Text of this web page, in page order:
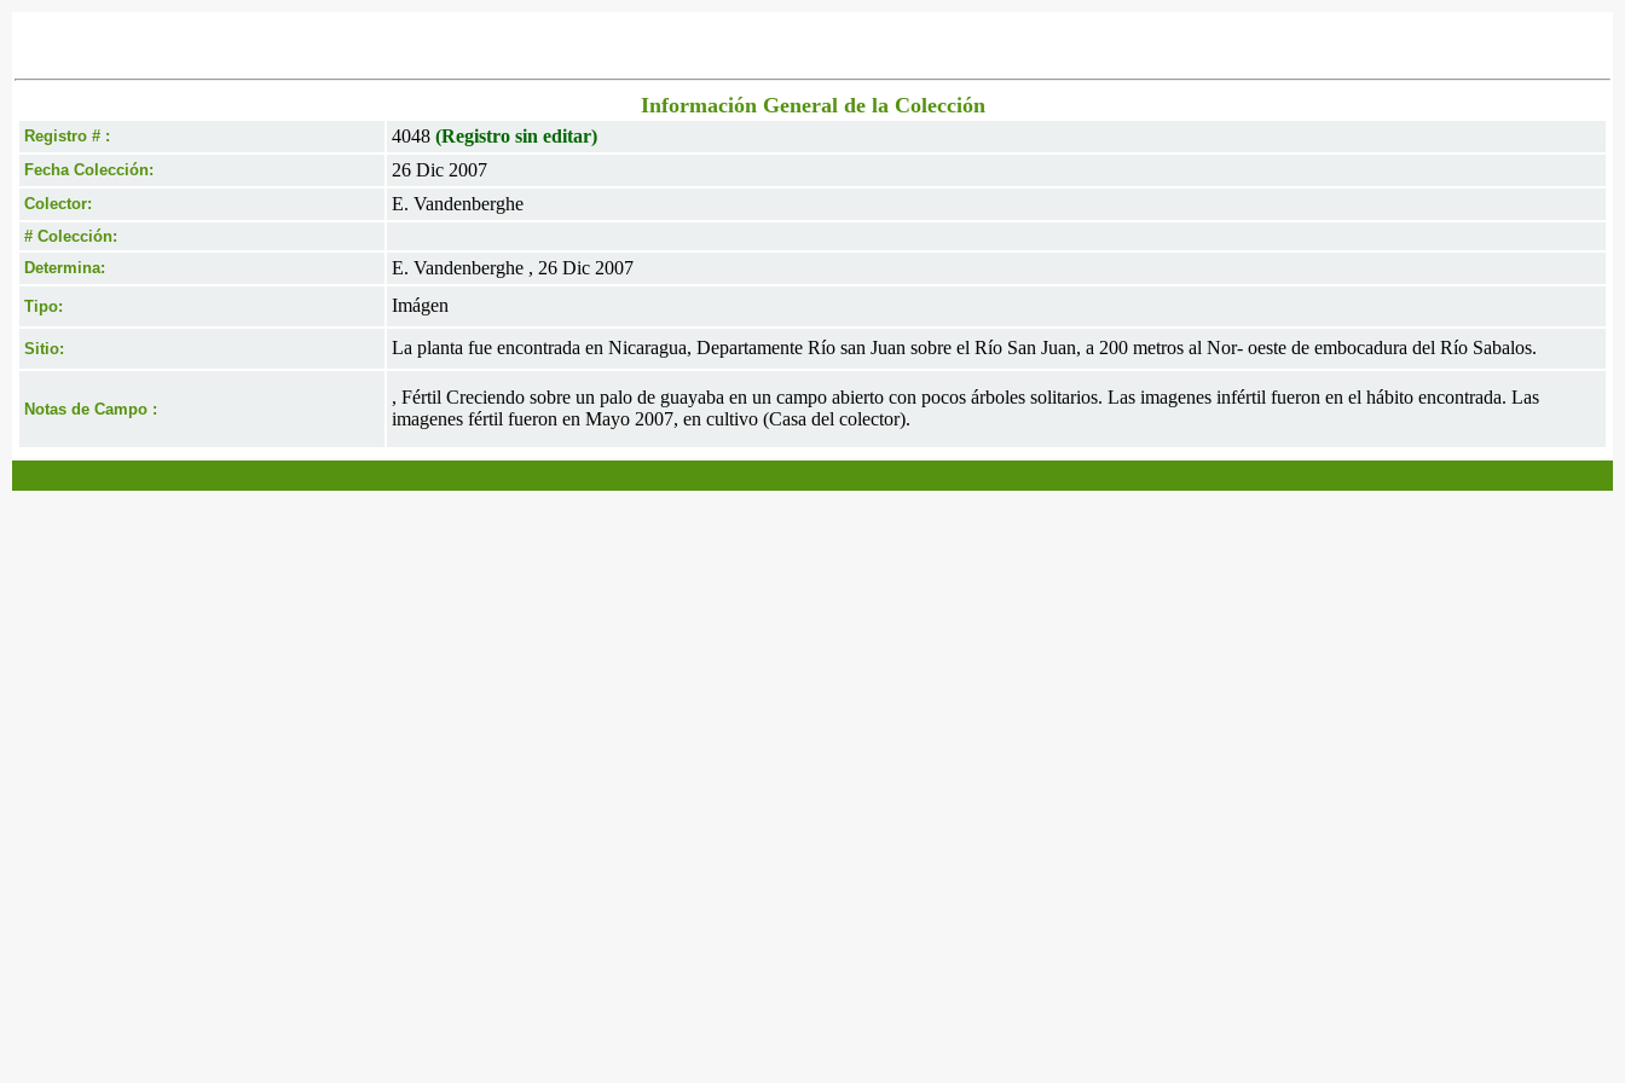
Información General de la Colección
Registro # : 4048 (Registro sin editar)
Fecha Colección: 26 Dic 2007
Colector: E. Vandenberghe
# Colección:
Determina:
E. Vandenberghe , 26 Dic 2007
Tipo: Imágen
Sitio: La planta fue encontrada en Nicaragua, Departamente Río san Juan sobre el Río San Juan, a 200 metros al Nor- oeste de embocadura del Río Sabalos.
Notas de Campo :
, Fértil Creciendo sobre un palo de guayaba en un campo abierto con pocos árboles solitarios. Las imagenes infértil fueron en el hábito encontrada. Las
imagenes fértil fueron en Mayo 2007, en cultivo (Casa del colector).